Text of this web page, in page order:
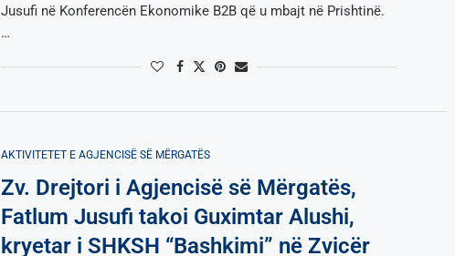
Jusufi në Konferencën Ekonomike B2B që u mbajt në Prishtinë.
…
AKTIVITETET E AGJENCISË SË МËRGATËS
Zv. Drejtori i Agjencisë së Mërgatës,
Fatlum Jusufi takoi Guximtar Alushi,
kryetar i SHKSH “Bashkimi” në Zvicër